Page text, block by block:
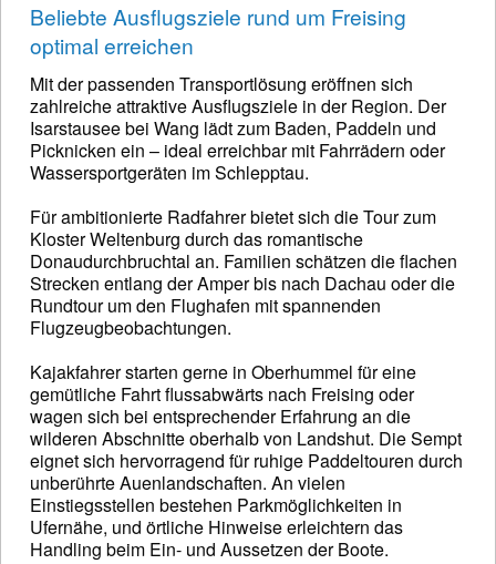
Beliebte Ausflugsziele rund um Freising
optimal erreichen
Mit der passenden Transportlösung eröffnen sich
zahlreiche attraktive Ausflugsziele in der Region. Der
Isarstausee bei Wang lädt zum Baden, Paddeln und
Picknicken ein – ideal erreichbar mit Fahrrädern oder
Wassersportgeräten im Schlepptau.
Für ambitionierte Radfahrer bietet sich die Tour zum
Kloster Weltenburg durch das romantische
Donaudurchbruchtal an. Familien schätzen die flachen
Strecken entlang der Amper bis nach Dachau oder die
Rundtour um den Flughafen mit spannenden
Flugzeugbeobachtungen.
Kajakfahrer starten gerne in Oberhummel für eine
gemütliche Fahrt flussabwärts nach Freising oder
wagen sich bei entsprechender Erfahrung an die
wilderen Abschnitte oberhalb von Landshut. Die Sempt
eignet sich hervorragend für ruhige Paddeltouren durch
unberührte Auenlandschaften. An vielen
Einstiegsstellen bestehen Parkmöglichkeiten in
Ufernähe, und örtliche Hinweise erleichtern das
Handling beim Ein- und Aussetzen der Boote.